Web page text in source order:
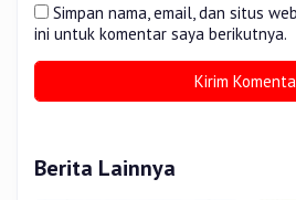
Simpan nama, email, dan situs
ini untuk komentar saya berikutnya.
Berita Lainnya